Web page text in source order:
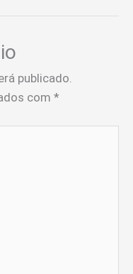
publicado.
com *